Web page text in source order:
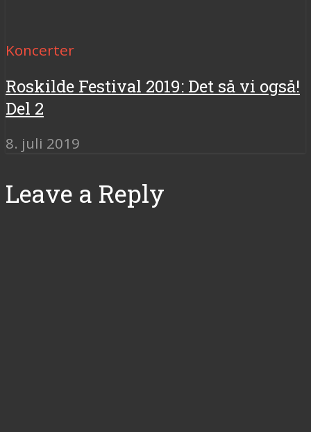
Koncerter
Roskilde Festival 2019: Det så vi også!
Del 2
8. juli 2019
Leave a Reply